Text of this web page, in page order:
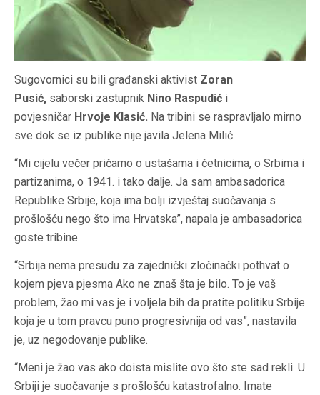
Sugovornici su bili građanski aktivist Zoran
Pusić, saborski zastupnik Nino Raspudić i
povjesničar Hrvoje Klasić. Na tribini se raspravljalo mirno
sve dok se iz publike nije javila Jelena Milić.
“Mi cijelu večer pričamo o ustašama i četnicima, o Srbima i
partizanima, o 1941. i tako dalje. Ja sam ambasadorica
Republike Srbije, koja ima bolji izvještaj suočavanja s
prošlošću nego što ima Hrvatska”, napala je ambasadorica
goste tribine.
“Srbija nema presudu za zajednički zločinački pothvat o
kojem pjeva pjesma Ako ne znaš šta je bilo. To je vaš
problem, žao mi vas je i voljela bih da pratite politiku Srbije
koja je u tom pravcu puno progresivnija od vas”, nastavila
je, uz negodovanje publike.
“Meni je žao vas ako doista mislite ovo što ste sad rekli. U
Srbiji je suočavanje s prošlošću katastrofalno. Imate